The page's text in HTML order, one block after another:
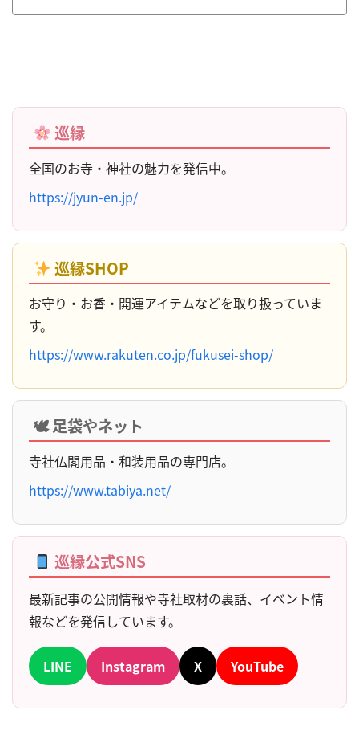
巡縁
全国のお寺・神社の魅力を発信中。
https://jyun-en.jp/
巡縁SHOP
お守り・お香・開運アイテムなどを取り扱っていま
す。
https://www.rakuten.co.jp/fukusei-shop/
🕊 足袋やネット
寺社仏閣用品・和装用品の専門店。
https://www.tabiya.net/
巡縁公式SNS
最新記事の公開情報や寺社取材の裏話、イベント情
報などを発信しています。
LINE Instagram X YouTube